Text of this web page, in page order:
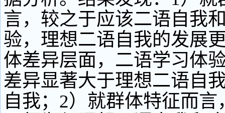
言，较之于应该二语自我
验，理想二语自我的发展
体差异层面，二语学习体
差异显著大于理想二语自
自我；2）就群体特征而